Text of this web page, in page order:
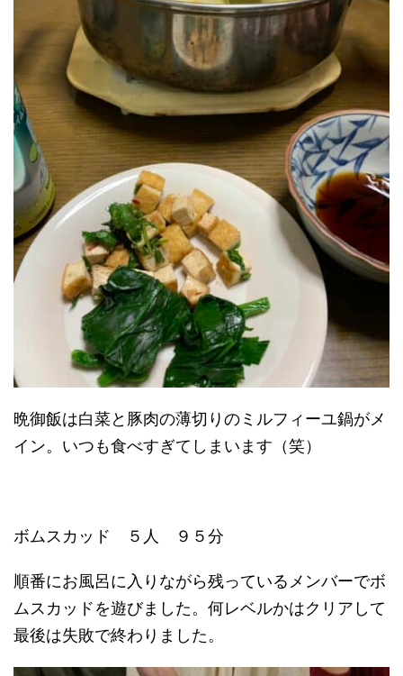
晩御飯は白菜と豚肉の薄切りのミルフィーユ鍋がメ
イン。いつも食べすぎてしまいます（笑）
ボムスカッド ５人 ９５分
順番にお風呂に入りながら残っているメンバーでボ
ムスカッドを遊びました。何レベルかはクリアして
最後は失敗で終わりました。